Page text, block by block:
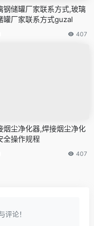
钢储罐厂家联系方式,玻璃
罐厂家联系方式guzal
407
烟尘净化器,焊接烟尘净化
全操作规程
407
评论！